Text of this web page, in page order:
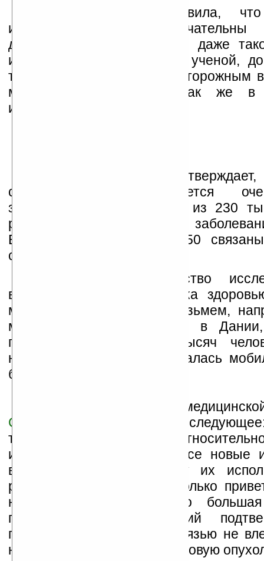
Доктор Садецки заявила, что
исследования не
дальнейшего изучения. Но даже
исследования, по мнению ученой,
того, чтобы быть более осторожным
мобильной связью, а так же в
использования ею детьми.
слюнных желез является
заболеванием. К примеру, из 230
регистрируемых случаев
Великобритании, только 550
слюнных желез.
К счастью, большинство
выявили какого либо риска
мобильных телефонов. Возьмем,
масштабное обследование в
проверены около 420 тысяч
немалая их часть пользовалась
более 10 лет.
Эд Йонг из британской
Cancer Research UK
заявил
телефоны являются
изобретением, и потому все новые
выявляющие связь между их
риском здоровью можно только
не будем забывать, что
проведенных исследований
пользование мобильной связью не
никакого риска получить раковую